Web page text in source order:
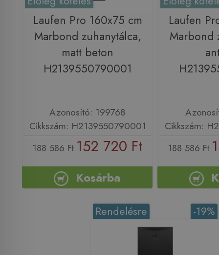
Laufen Pro 160x75 cm
Marbond zuhanytálca,
matt beton
H2139550790001
Azonosító: 199768
Cikkszám: H2139550790001
188 586 Ft 152 720 Ft
Kosárba
Laufen
Marbond
Cikkszám:
188 586 Ft
-19%
Rendelésre